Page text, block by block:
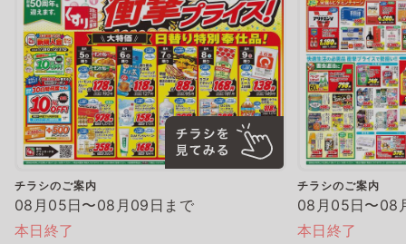
チラシのご案内
08月05日〜08月09日まで
本日終了
チラシのご案内
08月05日〜08
本日終了